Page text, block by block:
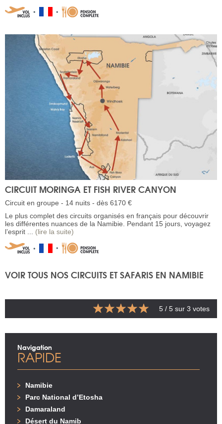
CIRCUIT MORINGA ET FISH RIVER CANYON
Circuit en groupe - 14 nuits - dès 6170 €
Le plus complet des circuits organisés en français pour découvrir
les différentes nuances de la Namibie. Pendant 15 jours, voyagez
l’esprit ... (lire la suite)
VOIR TOUS NOS CIRCUITS ET SAFARIS EN NAMIBIE
5 / 5 sur 3 votes
Navigation
RAPIDE
Namibie
Parc National d’Etosha
Damaraland
Désert du Namib